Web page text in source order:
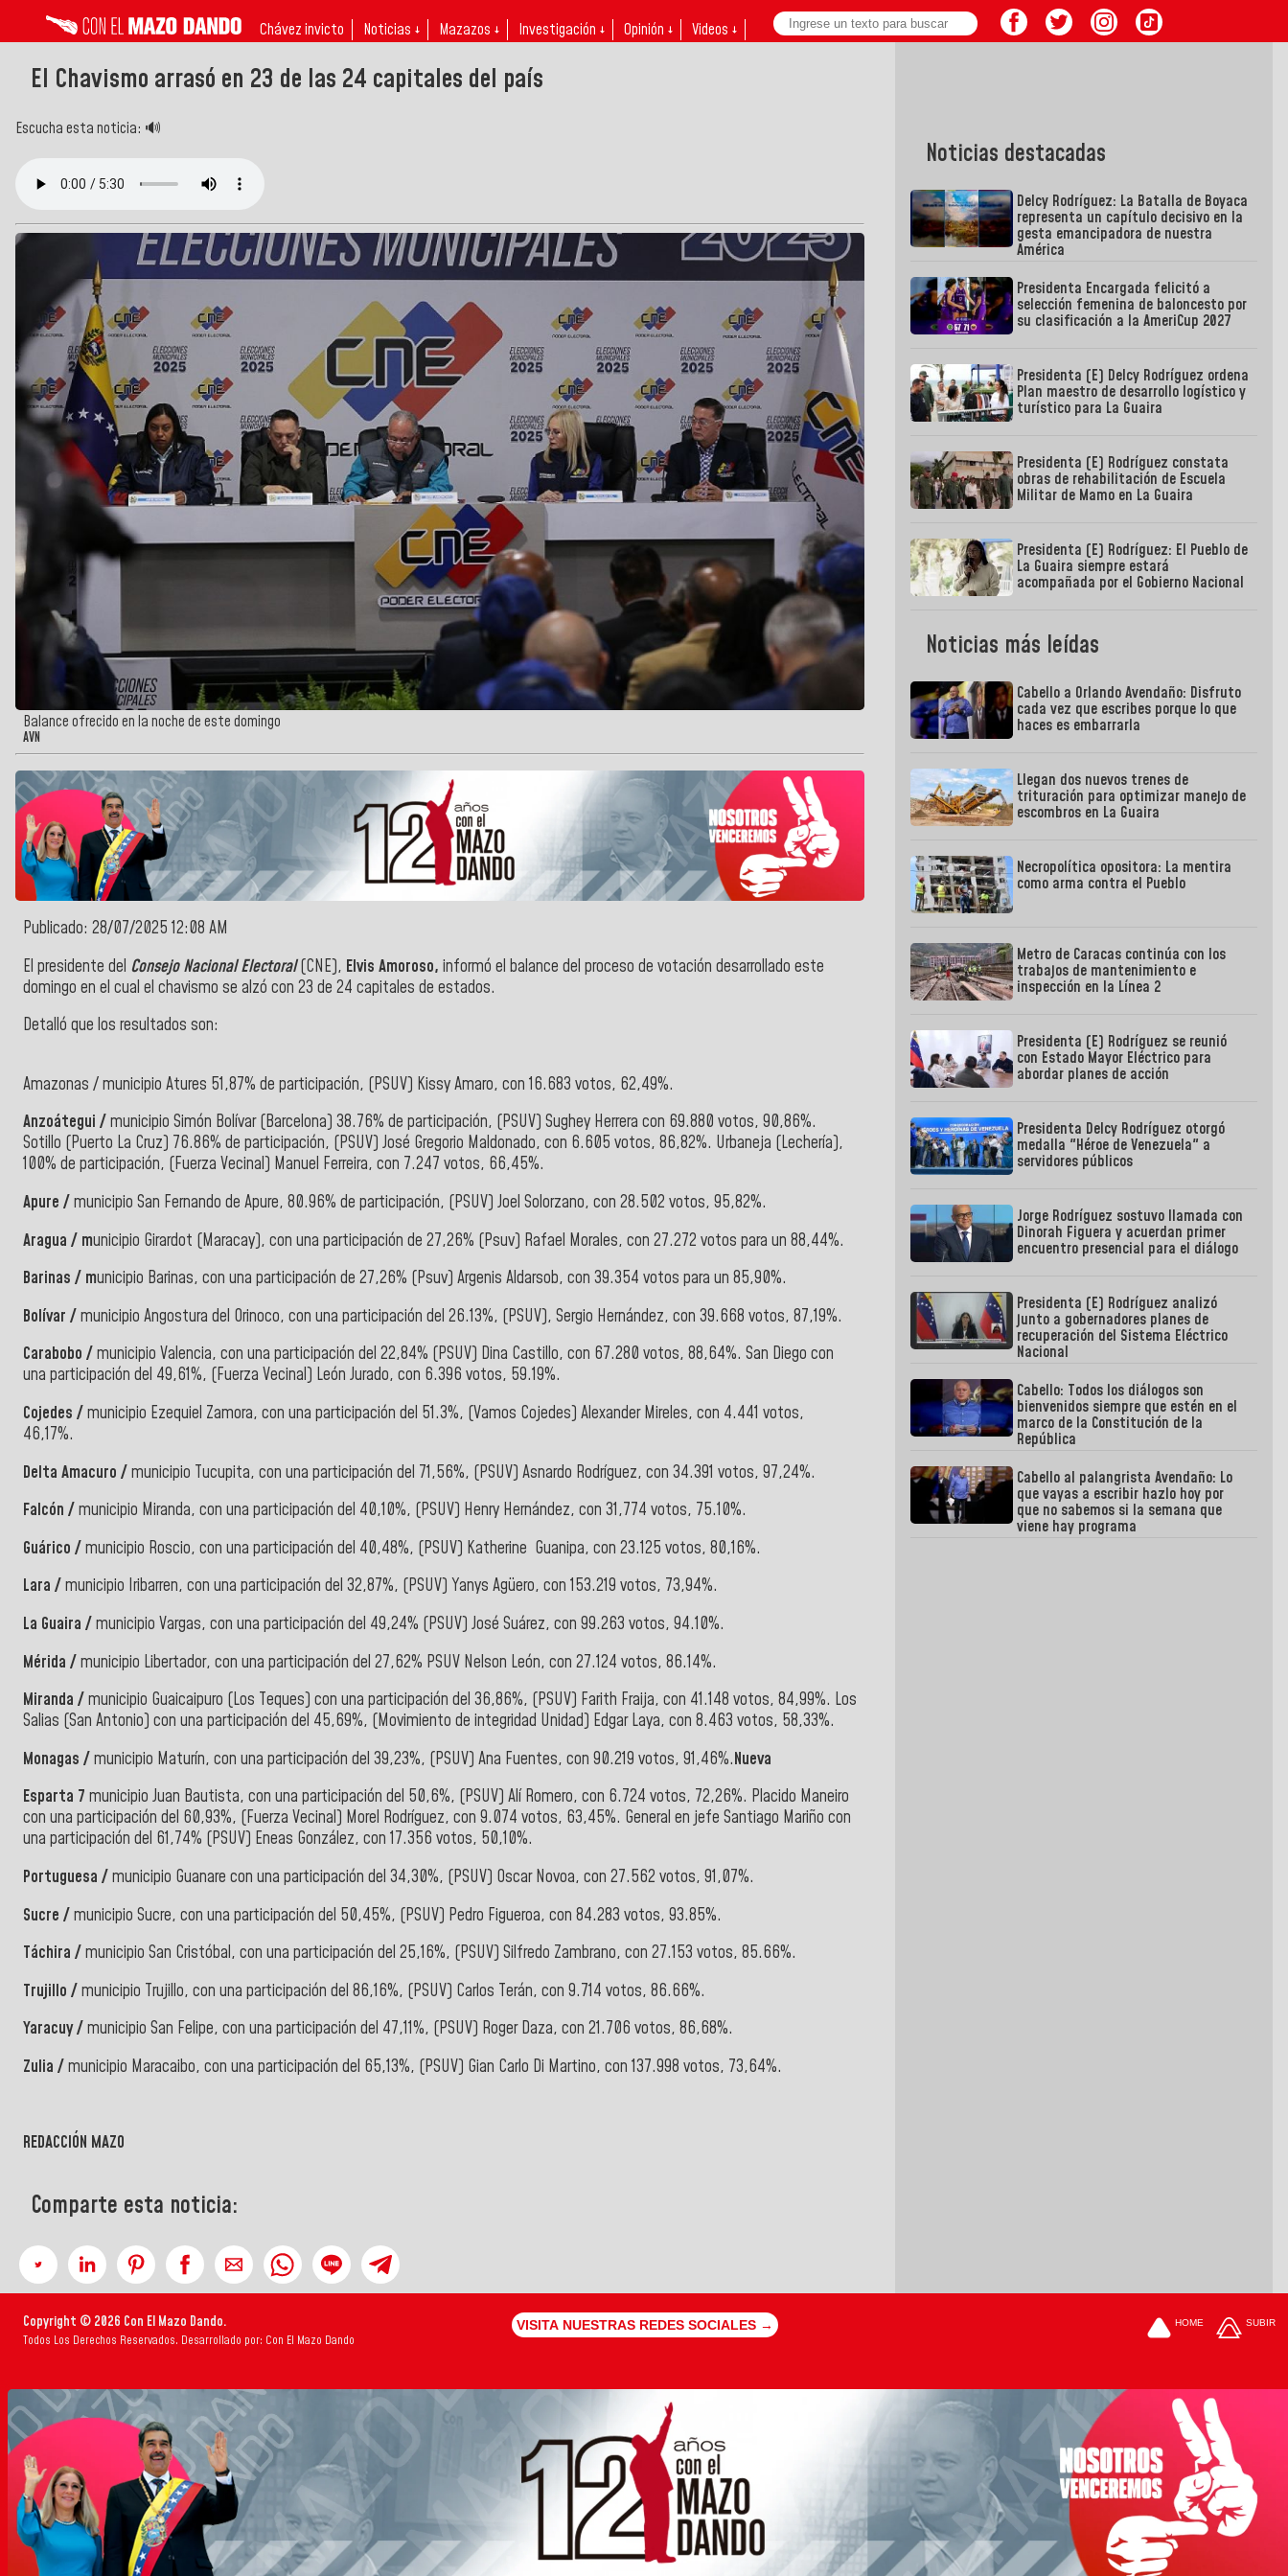
Chávez invicto Noticias ↓ Mazazos ↓ Investigación ↓ Opinión ↓ Videos ↓
El Chavismo arrasó en 23 de las 24 capitales del país
Escucha esta noticia: 🔊
Balance ofrecido en la noche de este domingo
AVN
Publicado: 28/07/2025 12:08 AM
El presidente del Consejo Nacional Electoral(CNE), Elvis Amoroso, informó el balance del proceso de votación desarrollado este
domingo en el cual el chavismo se alzó con 23 de 24 capitales de estados.
Detalló que los resultados son:
Amazonas /municipio Atures 51,87% de participación, (PSUV) Kissy Amaro, con 16.683 votos, 62,49%.
Anzoátegui /municipio Simón Bolívar (Barcelona) 38.76% de participación, (PSUV) Sughey Herrera con 69.880 votos, 90,86%.
Sotillo (Puerto La Cruz) 76.86% de participación, (PSUV) José Gregorio Maldonado, con 6.605 votos, 86,82%. Urbaneja (Lechería),
100% de participación, (Fuerza Vecinal) Manuel Ferreira, con 7.247 votos, 66,45%.
Apure /municipio San Fernando de Apure, 80.96% de participación, (PSUV) Joel Solorzano, con 28.502 votos, 95,82%.
Aragua / municipio Girardot (Maracay), con una participación de 27,26% (Psuv) Rafael Morales, con 27.272 votos para un 88,44%.
Barinas / municipio Barinas, con una participación de 27,26% (Psuv) Argenis Aldarsob, con 39.354 votos para un 85,90%.
Bolívar /municipio Angostura del Orinoco, con una participación del 26.13%, (PSUV), Sergio Hernández, con 39.668 votos, 87,19%.
Carabobo /municipio Valencia, con una participación del 22,84% (PSUV) Dina Castillo, con 67.280 votos, 88,64%. San Diego con
una participación del 49,61%, (Fuerza Vecinal) León Jurado, con 6.396 votos, 59.19%.
Cojedes /municipio Ezequiel Zamora, con una participación del 51.3%, (Vamos Cojedes) Alexander Mireles, con 4.441 votos,
46,17%.
Delta Amacuro /municipio Tucupita, con una participación del 71,56%, (PSUV) Asnardo Rodríguez, con 34.391 votos, 97,24%.
Falcón /municipio Miranda, con una participación del 40,10%, (PSUV) Henry Hernández, con 31,774 votos, 75.10%.
Guárico /municipio Roscio, con una participación del 40,48%, (PSUV) Katherine Guanipa, con 23.125 votos, 80,16%.
Lara /municipio Iribarren, con una participación del 32,87%, (PSUV) Yanys Agüero, con 153.219 votos, 73,94%.
La Guaira /municipio Vargas, con una participación del 49,24% (PSUV) José Suárez, con 99.263 votos, 94.10%.
Mérida /municipio Libertador, con una participación del 27,62% PSUV Nelson León, con 27.124 votos, 86.14%.
Miranda /municipio Guaicaipuro (Los Teques) con una participación del 36,86%, (PSUV) Farith Fraija, con 41.148 votos, 84,99%. Los
Salias (San Antonio) con una participación del 45,69%, (Movimiento de integridad Unidad) Edgar Laya, con 8.463 votos, 58,33%.
Monagas /municipio Maturín, con una participación del 39,23%, (PSUV) Ana Fuentes, con 90.219 votos, 91,46%.Nueva
Esparta 7 municipio Juan Bautista, con una participación del 50,6%, (PSUV) Alí Romero, con 6.724 votos, 72,26%. Placido Maneiro
con una participación del 60,93%, (Fuerza Vecinal) Morel Rodríguez, con 9.074 votos, 63,45%. General en jefe Santiago Mariño con
una participación del 61,74% (PSUV) Eneas González, con 17.356 votos, 50,10%.
Portuguesa /municipio Guanare con una participación del 34,30%, (PSUV) Oscar Novoa, con 27.562 votos, 91,07%.
Sucre /municipio Sucre, con una participación del 50,45%, (PSUV) Pedro Figueroa, con 84.283 votos, 93.85%.
Táchira /municipio San Cristóbal, con una participación del 25,16%, (PSUV) Silfredo Zambrano, con 27.153 votos, 85.66%.
Trujillo /municipio Trujillo, con una participación del 86,16%, (PSUV) Carlos Terán, con 9.714 votos, 86.66%.
Yaracuy /municipio San Felipe, con una participación del 47,11%, (PSUV) Roger Daza, con 21.706 votos, 86,68%.
Zulia /municipio Maracaibo, con una participación del 65,13%, (PSUV) Gian Carlo Di Martino, con 137.998 votos, 73,64%.
REDACCIÓN MAZO
Comparte esta noticia:
Noticias destacadas
Delcy Rodríguez: La Batalla de Boyaca
representa un capítulo decisivo en la
gesta emancipadora de nuestra
América
Presidenta Encargada felicitó a
selección femenina de baloncesto por
su clasificación a la AmeriCup 2027
Presidenta (E) Delcy Rodríguez ordena
Plan maestro de desarrollo logístico y
turístico para La Guaira
Presidenta (E) Rodríguez constata
obras de rehabilitación de Escuela
Militar de Mamo en La Guaira
Presidenta (E) Rodríguez: El Pueblo de
La Guaira siempre estará
acompañada por el Gobierno Nacional
Noticias más leídas
Cabello a Orlando Avendaño: Disfruto
cada vez que escribes porque lo que
haces es embarrarla
Llegan dos nuevos trenes de
trituración para optimizar manejo de
escombros en La Guaira
Necropolítica opositora: La mentira
como arma contra el Pueblo
Metro de Caracas continúa con los
trabajos de mantenimiento e
inspección en la Línea 2
Presidenta (E) Rodríguez se reunió
con Estado Mayor Eléctrico para
abordar planes de acción
Presidenta Delcy Rodríguez otorgó
medalla "Héroe de Venezuela" a
servidores públicos
Jorge Rodríguez sostuvo llamada con
Dinorah Figuera y acuerdan primer
encuentro presencial para el diálogo
Presidenta (E) Rodríguez analizó
junto a gobernadores planes de
recuperación del Sistema Eléctrico
Nacional
Cabello: Todos los diálogos son
bienvenidos siempre que estén en el
marco de la Constitución de la
República
Cabello al palangrista Avendaño: Lo
que vayas a escribir hazlo hoy por
que no sabemos si la semana que
viene hay programa
Copyright © 2026 Con El Mazo Dando.
Todos Los Derechos Reservados. Desarrollado por: Con El Mazo Dando
VISITA NUESTRAS REDES SOCIALES → HOME SUBIR